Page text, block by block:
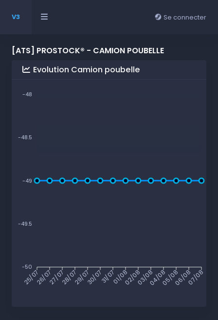
V3 Se connecter
[ATS] PROSTOCK® - CAMION POUBELLE
Evolution Camion poubelle
-48
-48.5
-49
-49.5
-50
25/0726/0727/0728/0729/0730/0731/0701/0802/0803/0804/0805/0806/0807/08